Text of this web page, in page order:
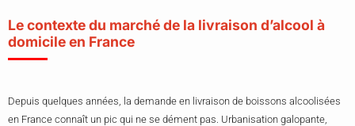
Le contexte du marché de la livraison d’alcool à
domicile en France
Depuis quelques années, la demande en livraison de boissons alcoolisées
en France connaît un pic qui ne se dément pas. Urbanisation galopante,